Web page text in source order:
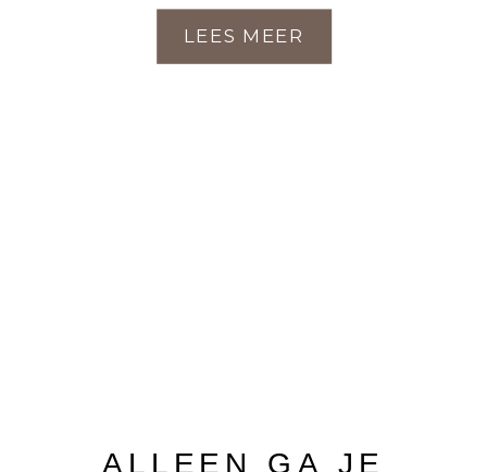
LEES MEER
ALLEEN GA JE